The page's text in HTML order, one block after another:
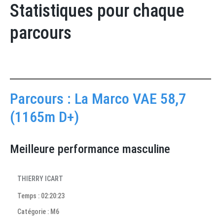
Statistiques pour chaque
parcours
Parcours : La Marco VAE 58,7
(1165m D+)
Meilleure performance masculine
THIERRY ICART
Temps : 02:20:23
Catégorie : M6